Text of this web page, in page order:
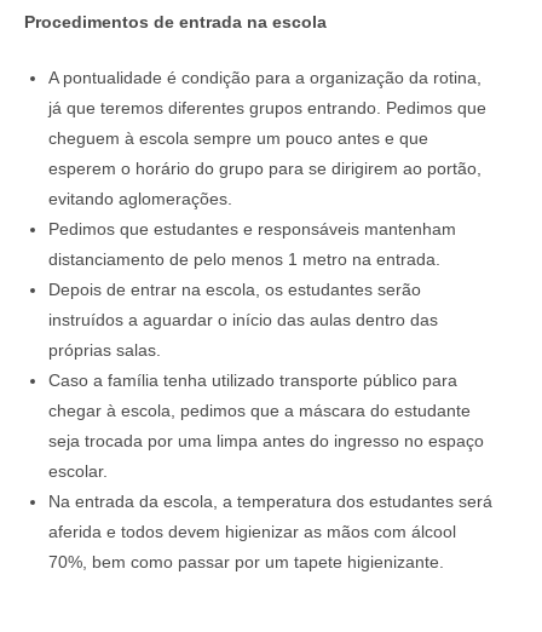
Procedimentos de entrada na escola
A pontualidade é condição para a organização da rotina,
já que teremos diferentes grupos entrando. Pedimos que
cheguem à escola sempre um pouco antes e que
esperem o horário do grupo para se dirigirem ao portão,
evitando aglomerações.
Pedimos que estudantes e responsáveis mantenham
distanciamento de pelo menos 1 metro na entrada.
Depois de entrar na escola, os estudantes serão
instruídos a aguardar o início das aulas dentro das
próprias salas.
Caso a família tenha utilizado transporte público para
chegar à escola, pedimos que a máscara do estudante
seja trocada por uma limpa antes do ingresso no espaço
escolar.
Na entrada da escola, a temperatura dos estudantes será
aferida e todos devem higienizar as mãos com álcool
70%, bem como passar por um tapete higienizante.